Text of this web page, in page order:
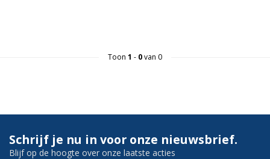
Toon 1 - 0van 0
Schrijf je nu in voor onze nieuwsbrief.
Blijf op de hoogte over onze laatste acties